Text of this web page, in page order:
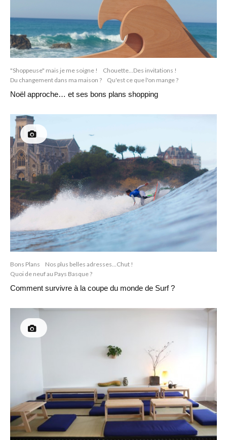
"Shoppeuse" mais je me soigne !
Chouette...Des invitations !
Du changement dans ma maison ?
Qu'est ce que l'on mange ?
Noël approche… et ses bons plans shopping
Bons Plans
Nos plus belles adresses...Chut !
Quoi de neuf au Pays Basque ?
Comment survivre à la coupe du monde de Surf ?